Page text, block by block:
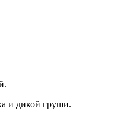
и дикой груши.